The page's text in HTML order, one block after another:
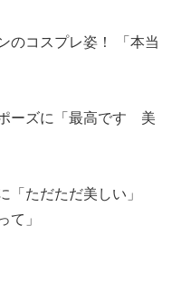
のコスプレ姿！ 「本当
ーズに「最高です 美
「ただただ美しい」
て」